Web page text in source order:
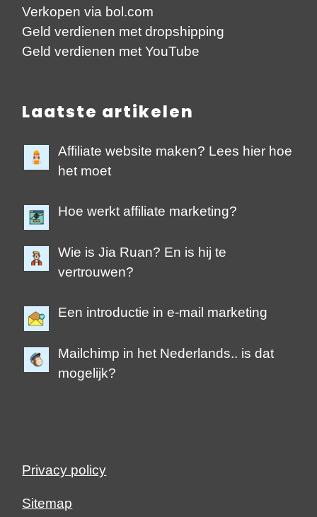
Verkopen via bol.com
Geld verdienen met dropshipping
Geld verdienen met YouTube
Laatste artikelen
Affiliate website maken? Lees hier hoe
het moet
Hoe werkt affiliate marketing?
Wie is Jia Ruan? En is hij te
vertrouwen?
Een introductie in e-mail marketing
Mailchimp in het Nederlands.. is dat
mogelijk?
Privacy policy
Sitemap